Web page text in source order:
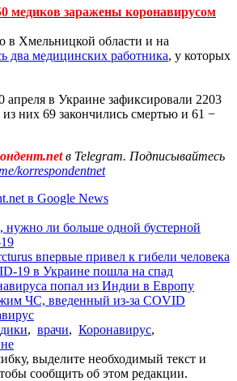
медиков заражены коронавирусом
в Хмельницкой области и на
два медицинских работника, у которых
в Украине зафиксировали 2203
из них 69 закончились смертью и 61 −
в Telegram. Подписывайтесь
korrespondentnet
в Google News
нужно ли больше одной бустерной
впервые привел к гибели человека
19 в Украине пошла на спад
попал из Индии в Европу
ЧС, введенный из-за COVID
, врачи, Коронавирус,
выделите необходимый текст и
сообщить об этом редакции.